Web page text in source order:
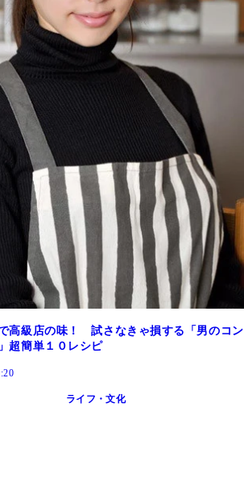
高級店の味！ 試さなきゃ損する「男のコン
超簡単１０レシピ
ライフ・文化